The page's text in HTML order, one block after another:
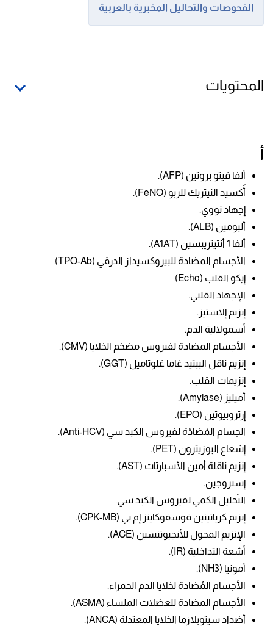
الفحوصات والتحاليل المخبرية بالعربية
المحتويات
أ
ألفا فيتو بروتين (AFP)
.
أُكسيد النيتريك للربو (FeNO).
إجهاد نووي.
ألبومين (ALB).
ألفا 1 أنتيتريبسين (A1AT).
الأجسام المضادة للبيروكسيداز الدرقي (TPO-Ab).
إيكو القلب (Echo).
الإجهاد القلبي.
إنزيم إلاستيز.
أسمولالية الدم.
الأجسام المضادة لفيروس مضخم الخلايا (CMV).
إنزيم ناقل الببتيد غاما غلوتاميل (GGT).
إنزيمات القلب.
أميليز (Amylase).
إرثروبيوتين (EPO).
الجسام المُضادّة لفيروس الكبد سي (Anti-HCV).
إشعاع البوزيترون (PET).
إنزيم ناقلة أمين الأسبارتات (AST).
إستروجين.
التّحليل الكمي لفيروس الكبد سي.
إنزيم كرياتينين فوسفوكاينز إم بي (CPK-MB).
الإنزيم المحول للأنجيوتنسين (ACE).
أشعة التداخلية (IR).
أمونيا (NH3).
الأجسام المُضادة لخلايا الدم الحمراء.
الأجسام المضادة للعضلات الملساء (ASMA).
أضداد سيتوبلازما الخلايا المعتدلة (ANCA).